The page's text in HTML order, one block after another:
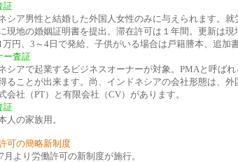
証
シア男性と結婚した外国人女性のみに与えられます。
現地の婚姻証明書を提出。滞在許可は１年間。更新は現
万円、3～4日で発給、子供がいる場合は戸籍謄本、追加
ー査証
シアで起業するビジネスオーナーが対象。PMAと呼ば
ることが出来ます。尚、インドネシアの会社形態は、
会社（PT）と有限会社（CV）があります。
証
人の家族用。
可の簡略新制度
月より労働許可の新制度が施行。